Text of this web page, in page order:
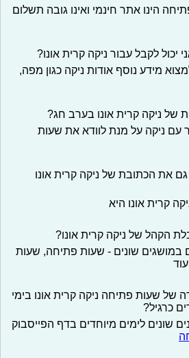
הינו אתר חינמי ואינו גובה תשלום
יכול לקבל עבור ניקה קרית אונו?
מידע נוסף אודות ניקה כגון מפה,
של ניקה קרית אונו בערב חג?
עם ניקה על מנת לוודא את שעות
את הכתובת של ניקה קרית אונו
קרית אונו היא
הקהל של ניקה קרית אונו?
במושגים שונים - שעות פתיחה, שעות
של שעות פתיחה ניקה קרית אונו בימי
כרגיל?
שונים לימים מיוחדים בדף הפייסבוק